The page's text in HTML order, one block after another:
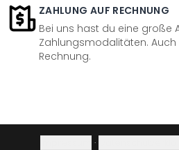
ZAHLUNG AUF RECHNUNG
Bei uns hast du eine große
Zahlungsmodalitäten.
Rechnung.
·